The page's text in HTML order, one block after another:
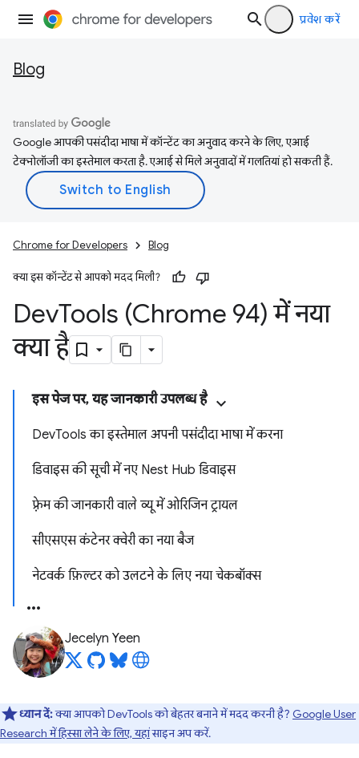
प्रवेश करें
Blog
Google आपकी पसंदीदा भाषा में कॉन्टेंट का अनुवाद करने के लिए, एआई
टेक्नोलॉजी का इस्तेमाल करता है. एआई से मिले अनुवादों में गलतियां हो सकती हैं.
Chrome for Developers Blog
क्या इस कॉन्टेंट से आपको मदद मिली?
DevTools (Chrome 94) में नया
क्या है
इस पेज पर, यह जानकारी उपलब्ध है
DevTools का इस्तेमाल अपनी पसंदीदा भाषा में करना
डिवाइस की सूची में नए Nest Hub डिवाइस
फ़्रेम की जानकारी वाले व्यू में ओरिजिन ट्रायल
सीएसएस कंटेनर क्वेरी का नया बैज
नेटवर्क फ़िल्टर को उलटने के लिए नया चेकबॉक्स
Jecelyn Yeen
ध्यान दें:क्या आपको DevTools को बेहतर बनाने में मदद करनी है? Google User
Research में हिस्सा लेने के लिए, यहांसाइन अप करें.